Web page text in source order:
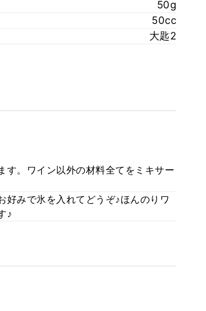
50g
50cc
大匙2
す。ワイン以外の材料全てをミキサー
好みで氷を入れてどうぞ♪ほんのりワ
♪